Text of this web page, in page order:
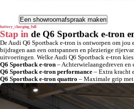
Een showroomafspraak maken
battery_charging_full
Stap in de Q6 Sportback e-tron
De Audi Q6 Sportback e-tron is ontworpen om
bijdragen aan een ontspannen en plezierige
uitvoeringen. Welke Audi Q6 Sportback e-tron
Q6 Sportback e-tron – Achterwielaangedreven en
Q6 Sportback e-tron performance – Extra kracht
Q6 Sportback e-tron quattro – Maximale grip